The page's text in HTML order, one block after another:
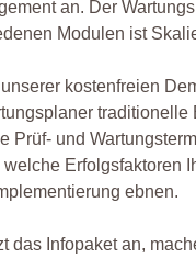
an. Der
Modulen ist
kostenfreien
traditionelle
Prüf- und
Erfolgsfaktoren
ebnen.
das Infopaket an,